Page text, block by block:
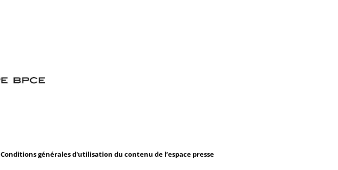
Conditions générales d'utilisation du contenu de l’espace presse